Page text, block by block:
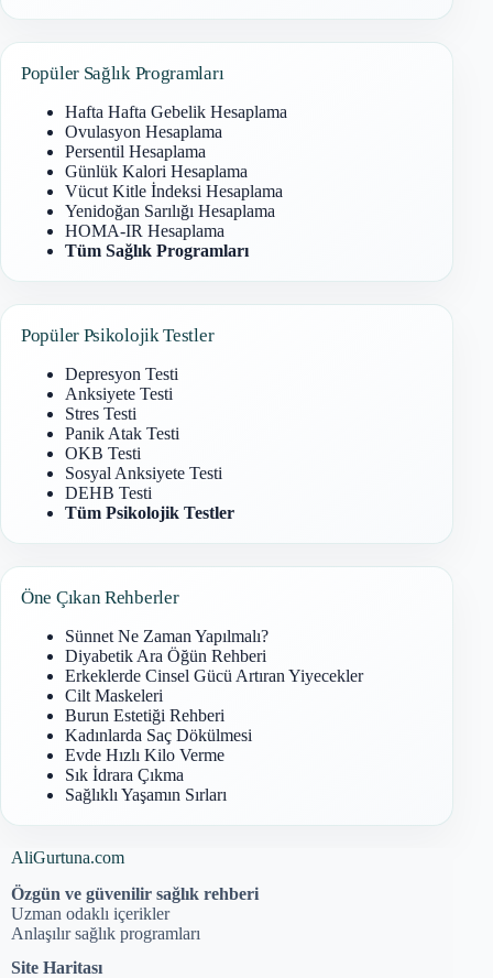
Popüler Sağlık Programları
Hafta Hafta Gebelik Hesaplama
Ovulasyon Hesaplama
Persentil Hesaplama
Günlük Kalori Hesaplama
Vücut Kitle İndeksi Hesaplama
Yenidoğan Sarılığı Hesaplama
HOMA-IR Hesaplama
Tüm Sağlık Programları
Popüler Psikolojik Testler
Depresyon Testi
Anksiyete Testi
Stres Testi
Panik Atak Testi
OKB Testi
Sosyal Anksiyete Testi
DEHB Testi
Tüm Psikolojik Testler
Öne Çıkan Rehberler
Sünnet Ne Zaman Yapılmalı?
Diyabetik Ara Öğün Rehberi
Erkeklerde Cinsel Gücü Artıran Yiyecekler
Cilt Maskeleri
Burun Estetiği Rehberi
Kadınlarda Saç Dökülmesi
Evde Hızlı Kilo Verme
Sık İdrara Çıkma
Sağlıklı Yaşamın Sırları
AliGurtuna.com
Özgün ve güvenilir sağlık rehberi
Uzman odaklı içerikler
Anlaşılır sağlık programları
Site Haritası